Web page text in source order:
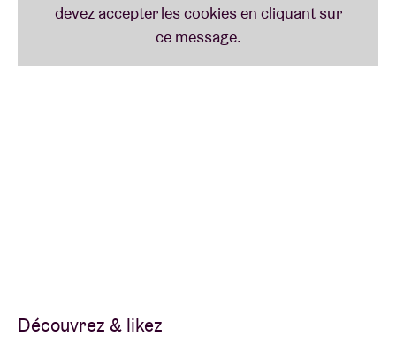
Découvrez & likez